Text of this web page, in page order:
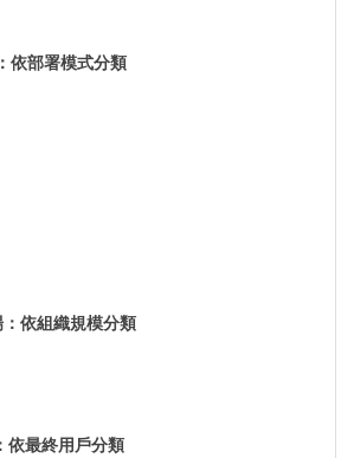
依部署模式分類
依組織規模分類
依最終用戶分類